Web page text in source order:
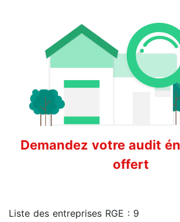
Demandez votre audit
offert
Liste des entreprises RGE : 9